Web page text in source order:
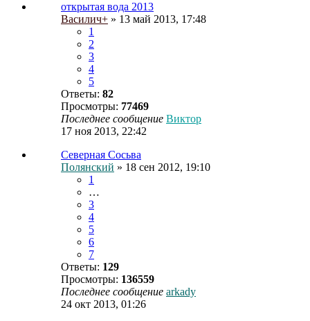
открытая вода 2013
Василич+ » 13 май 2013, 17:48
1
2
3
4
5
Ответы: 82
Просмотры: 77469
Последнее сообщение Виктор
17 ноя 2013, 22:42
Северная Сосьва
Полянский » 18 сен 2012, 19:10
1
…
3
4
5
6
7
Ответы: 129
Просмотры: 136559
Последнее сообщение arkady
24 окт 2013, 01:26